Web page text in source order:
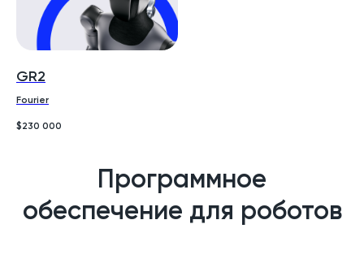
ROBOTERA
RC Robotic
ENGINEAI
GR2
Fourier
$230 000
Программное
обеспечение для роботов